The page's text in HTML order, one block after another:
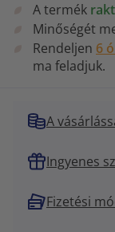
A termék
Minőségét
Rendeljen 6
ma feladjuk.
A
Ingyenes
Fizetési